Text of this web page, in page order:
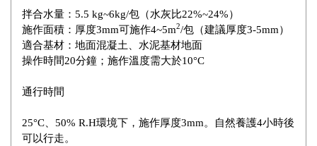
拌合水量：5.5 kg~6kg/包（水灰比22%~24%）
施作面積：厚度3mm可施作4~5m2/包（建議厚度3-5mm）
適合基材：地面混凝土、水泥基材地面
操作時間20分鐘；施作溫度需大於10°C
通行時間
25°C、50% R.H環境下，施作厚度3mm。自然養護4小時後
可以行走。